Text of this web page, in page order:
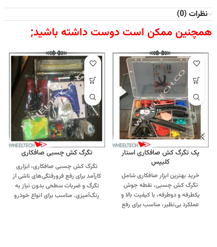
نظرات (0)
همچنین ممکن است دوست داشته باشید;
پک تگرگ کش صافکاری استار
کلیپس
خرید بهترین ابزار صافکاری شامل
تگرگ کش چسبی، نقطه جوش
یکطرفه و دوطرفه، با کیفیت بالا و
عملکرد بی‌نظیر، مناسب برای رفع
تگرگ کش چسبی صافکاری
تگرگ کش چسبی صافکاری، ابزاری
کارآمد برای رفع فرورفتگی‌های ناشی از
تگرگ و ضربات سطحی بدون نیاز به
رنگ‌آمیزی. مناسب برای انواع خودرو